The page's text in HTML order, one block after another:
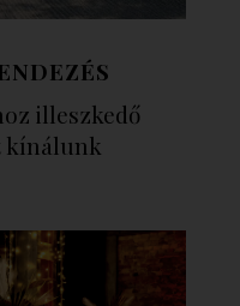
illeszkedő
kínálunk